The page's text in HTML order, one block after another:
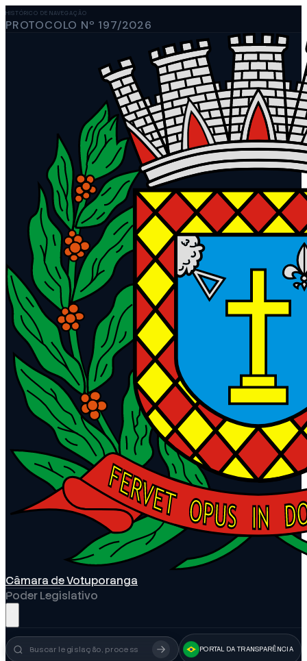
HISTÓRICO DE NAVEGAÇÃO
PROTOCOLO Nº 197/2026
Câmara de Votuporanga
Poder Legislativo
Busca no portal PORTAL DA TRANSPARÊNCIA